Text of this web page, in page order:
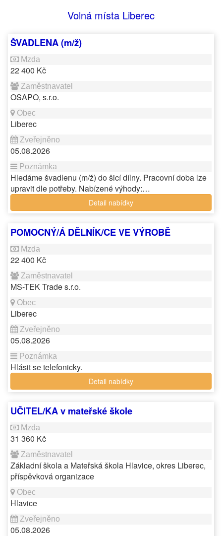
Volná místa Liberec
ŠVADLENA (m/ž)
22 400 Kč
OSAPO, s.r.o.
Liberec
05.08.2026
Hledáme švadlenu (m/ž) do šicí dílny. Pracovní doba lze
upravit dle potřeby. Nabízené výhody:…
Detail nabídky
POMOCNÝ/Á DĚLNÍK/CE VE VÝROBĚ
22 400 Kč
MS-TEK Trade s.r.o.
Liberec
05.08.2026
Hlásit se telefonicky.
Detail nabídky
UČITEL/KA v mateřské škole
31 360 Kč
Základní škola a Mateřská škola Hlavice, okres Liberec,
příspěvková organizace
Hlavice
05.08.2026